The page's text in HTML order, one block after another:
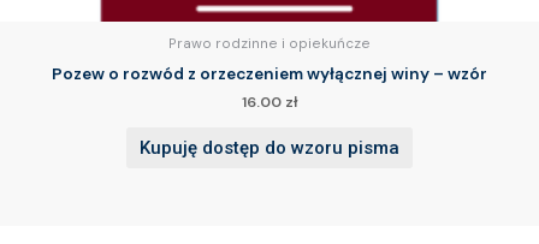
Prawo rodzinne i opiekuńcze
Pozew o rozwód z orzeczeniem wyłącznej winy – wzór
16.00 zł
Kupuję dostęp do wzoru pisma